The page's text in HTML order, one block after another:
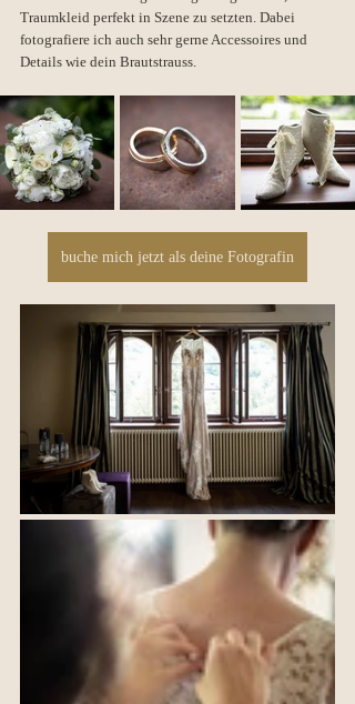
Traumkleid perfekt in Szene zu setzten. Dabei
fotografiere ich auch sehr gerne Accessoires und
Details wie dein Brautstrauss.
buche mich jetzt als deine Fotografin